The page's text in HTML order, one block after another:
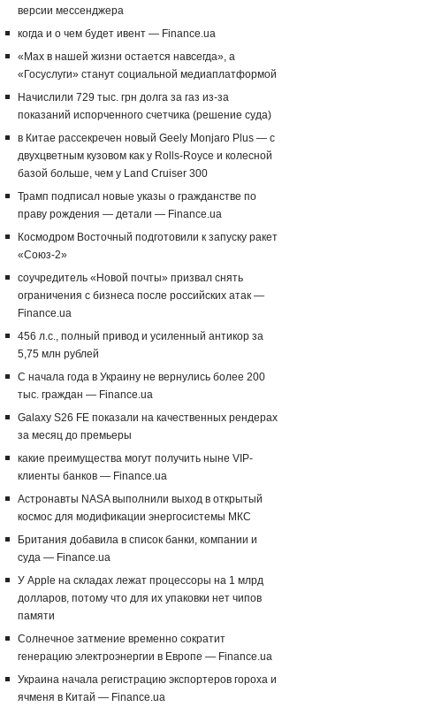
версии мессенджера
когда и о чем будет ивент — Finance.ua
«Max в нашей жизни остается навсегда», а
«Госуслуги» станут социальной медиаплатформой
Начислили 729 тыс. грн долга за газ из-за
показаний испорченного счетчика (решение суда)
в Китае рассекречен новый Geely Monjaro Plus — с
двухцветным кузовом как у Rolls-Royce и колесной
базой больше, чем у Land Cruiser 300
Трамп подписал новые указы о гражданстве по
праву рождения — детали — Finance.ua
Космодром Восточный подготовили к запуску ракет
«Союз-2»
соучредитель «Новой почты» призвал снять
ограничения с бизнеса после российских атак —
Finance.ua
456 л.с., полный привод и усиленный антикор за
5,75 млн рублей
С начала года в Украину не вернулись более 200
тыс. граждан — Finance.ua
Galaxy S26 FE показали на качественных рендерах
за месяц до премьеры
какие преимущества могут получить ныне VIP-
клиенты банков — Finance.ua
Астронавты NASA выполнили выход в открытый
космос для модификации энергосистемы МКС
Британия добавила в список банки, компании и
суда — Finance.ua
У Apple на складах лежат процессоры на 1 млрд
долларов, потому что для их упаковки нет чипов
памяти
Солнечное затмение временно сократит
генерацию электроэнергии в Европе — Finance.ua
Украина начала регистрацию экспортеров гороха и
ячменя в Китай — Finance.ua